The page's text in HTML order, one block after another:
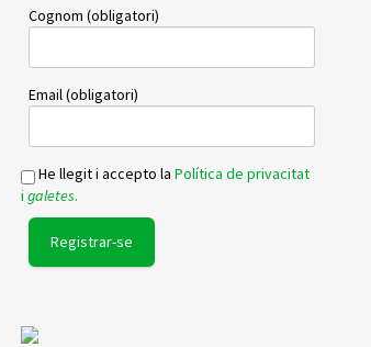
Cognom (obligatori)
Email (obligatori)
He llegit i accepto laPolítica de privacitat
igaletes.